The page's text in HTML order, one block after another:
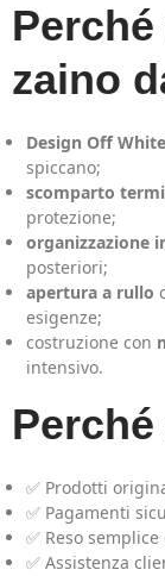
zaino
Design Off White
spiccano;
scomparto
protezione;
organizzazione
posteriori;
apertura a rullo
esigenze;
costruzione con
intensivo.
✅ Prodotti
✅ Pagamenti
✅ Reso semplice
✅ Assistenza